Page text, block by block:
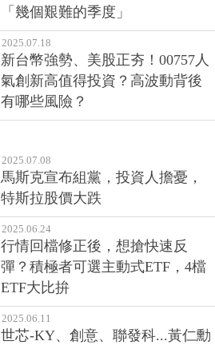
「幾個艱難的季度」
2025.07.18
新台幣強勢、美股正夯！00757人
氣創新高值得投資？高波動背後
有哪些風險？
2025.07.08
馬斯克宣布組黨，投資人擔憂，
特斯拉股價大跌
2025.06.24
行情回檔修正後，想搶快速反
彈？積極者可選主動式ETF，4檔
ETF大比拚
2025.06.11
世芯-KY、創意、聯發科...黃仁勳